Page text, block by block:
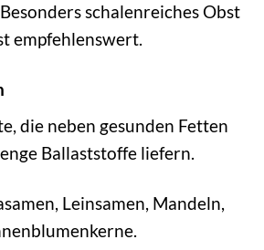
schalenreiches Obst
empfehlenswert.
die neben gesunden Fetten
Ballaststoffe liefern.
Leinsamen, Mandeln,